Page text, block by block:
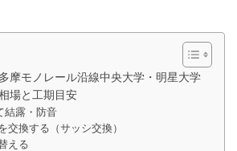
摩モノレール沿線中央大学・明星大学
場と工期目安
結露・防音
交換する（サッシ交換）
える